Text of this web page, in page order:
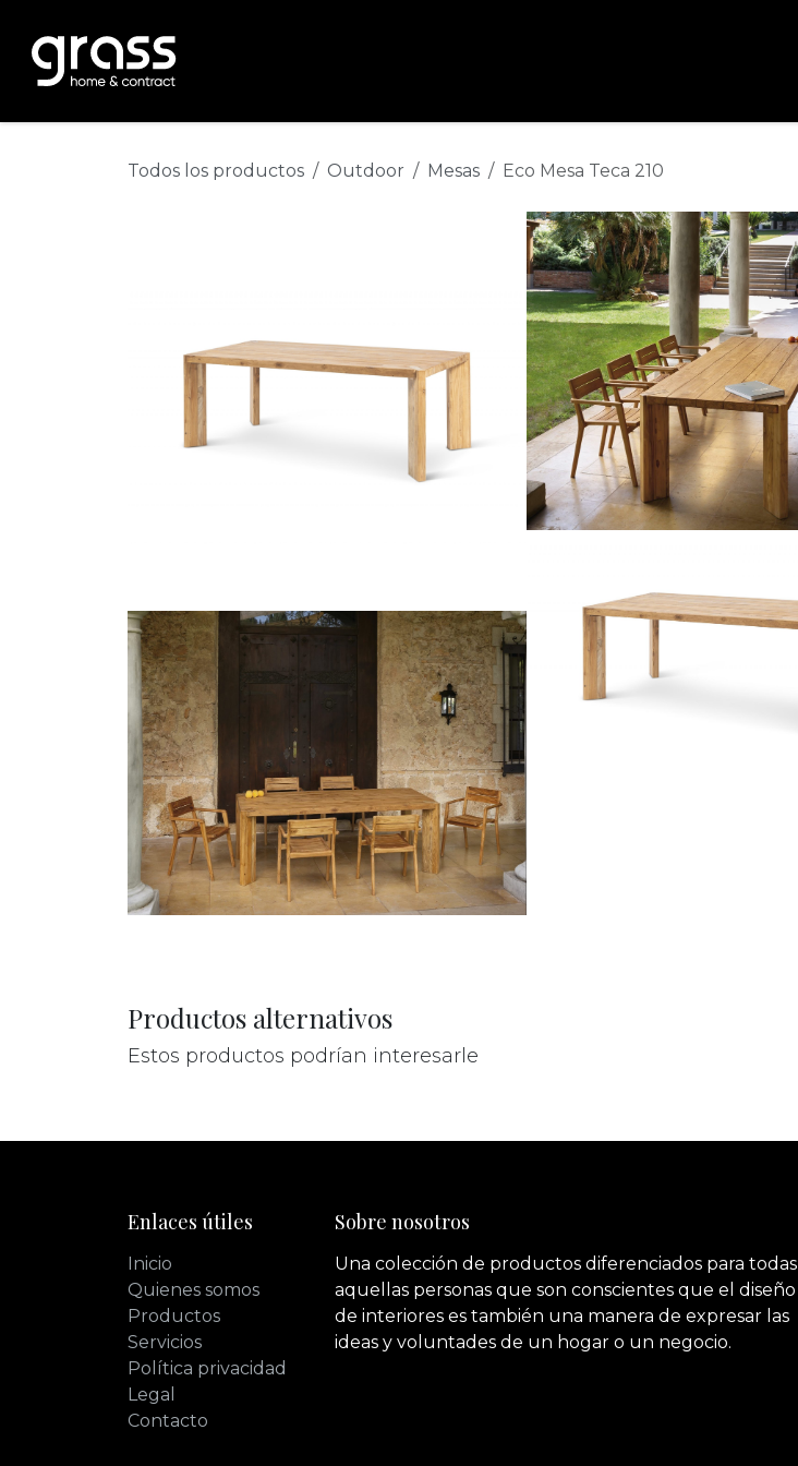
Todos los productos Outdoor Mesas Eco Mesa Teca 210
Productos alternativos
Estos productos podrían interesarle
Enlaces útiles
Inicio
Quienes somos
Productos
Servicios
Política privacidad
Legal
Contacto
Sobre nosotros
Una colección de productos diferenciados para todas
aquellas personas que son conscientes que el diseño
de interiores es también una manera de expresar las
ideas y voluntades de un hogar o un negocio.